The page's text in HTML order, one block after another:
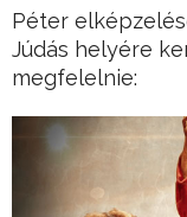
Péter
Júdás helyére
megfelelnie: